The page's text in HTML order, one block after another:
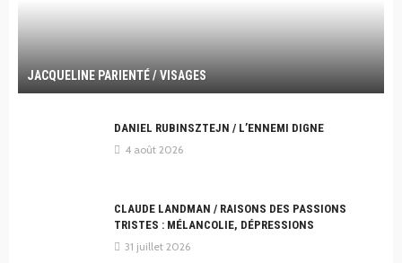
JACQUELINE PARIENTÉ / VISAGES
DANIEL RUBINSZTEJN / L’ENNEMI DIGNE
4 août 2026
CLAUDE LANDMAN / RAISONS DES PASSIONS
TRISTES : MÉLANCOLIE, DÉPRESSIONS
31 juillet 2026